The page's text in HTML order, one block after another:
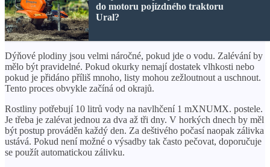
do motoru pojízdného traktoru
Ural?
Dýňové plodiny jsou velmi náročné, pokud jde o vodu. Zalévání by
mělo být pravidelné. Pokud okurky nemají dostatek vlhkosti nebo
pokud je přidáno příliš mnoho, listy mohou zežloutnout a uschnout.
Tento proces obvykle začíná od okrajů.
Rostliny potřebují 10 litrů vody na navlhčení 1 mXNUMX. postele.
Je třeba je zalévat jednou za dva až tři dny. V horkých dnech by měl
být postup prováděn každý den. Za deštivého počasí naopak zálivka
ustává. Pokud není možné o výsadby tak často pečovat, doporučuje
se použít automatickou zálivku.